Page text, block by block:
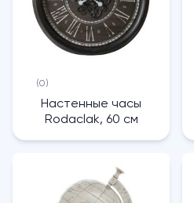
(0)
Настенные часы
Rodaclak, 60 см